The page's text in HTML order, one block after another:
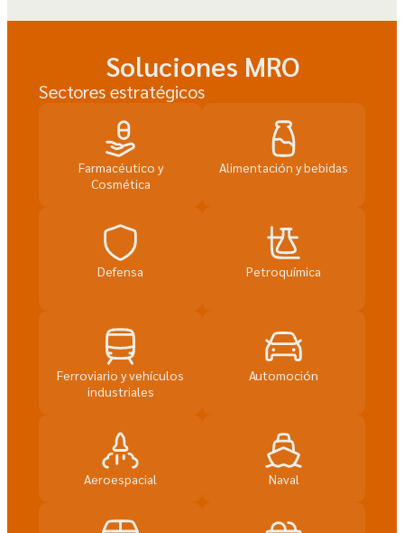
Soluciones MRO
Sectores estratégicos
Farmacéutico y
Cosmética
Alimentación y bebidas
Defensa Petroquímica
Ferroviario y vehículos
industriales
Automoción
Aeroespacial Naval